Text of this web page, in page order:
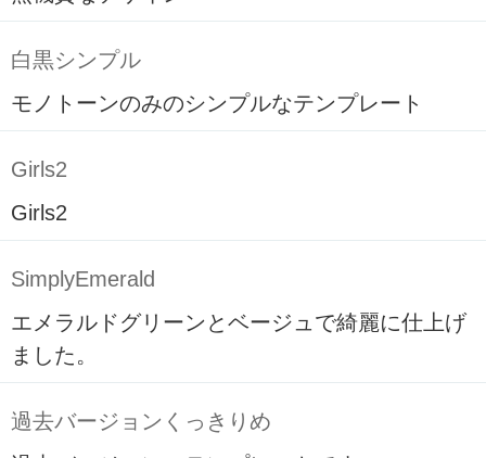
白黒シンプル
モノトーンのみのシンプルなテンプレート
Girls2
Girls2
SimplyEmerald
エメラルドグリーンとベージュで綺麗に仕上げ
ました。
過去バージョンくっきりめ